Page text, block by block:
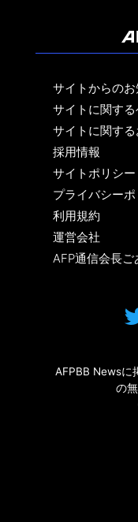
サイトからの
サイトに関す
サイトに関す
採用情報
サイトポリシー
プライバシー
利用規約
運営会社
AFP通信会長ご
AFPBB Newsに
の